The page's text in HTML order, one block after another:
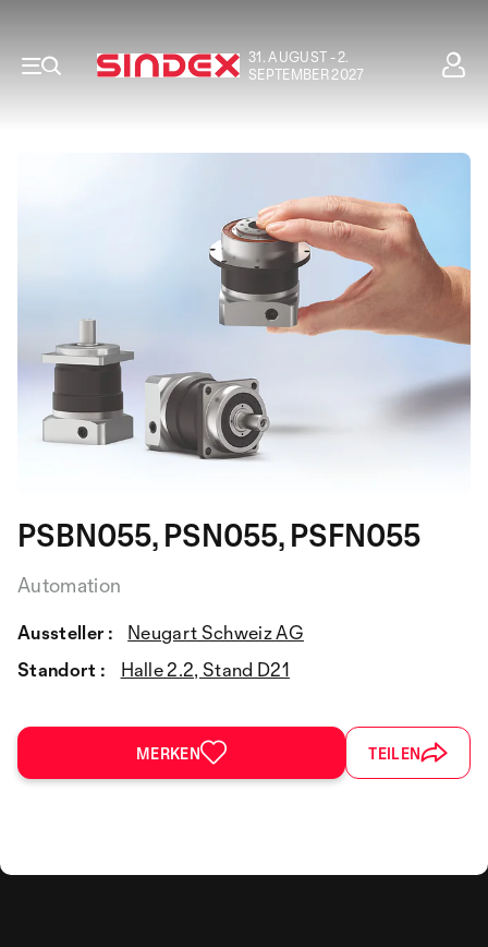
31. AUGUST - 2.
SEPTEMBER 2027
PSBN055, PSN055, PSFN055
Automation
Aussteller :
Neugart Schweiz AG
Standort :
Halle 2.2, Stand D21
MERKEN TEILEN